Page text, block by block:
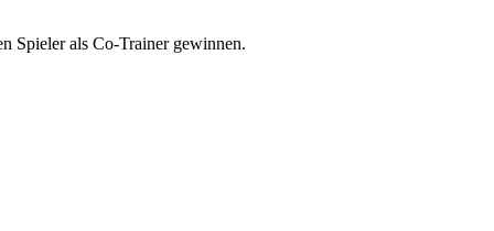
Spieler als Co-Trainer gewinnen.